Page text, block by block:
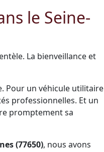
le Seine-
La bienveillance et
Pour un véhicule utilitaire
professionnelles. Et un
promptement sa
(77650), nous avons